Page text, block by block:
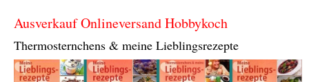
Ausverkauf Onlineversand Hobbykoch
Thermosternchens & meine Lieblingsrezepte